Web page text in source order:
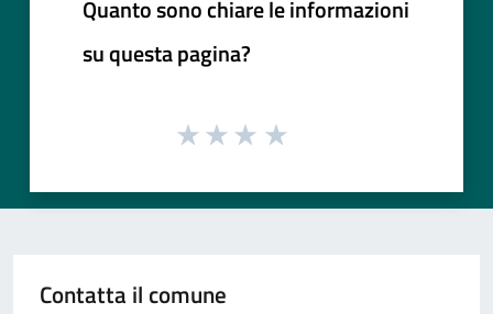
Quanto sono chiare le informazioni
su questa pagina?
Contatta il comune